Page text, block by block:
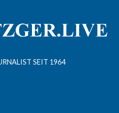
SEIT 1964